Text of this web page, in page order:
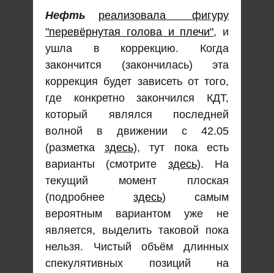
Нефть реализовала фигуру
"перевёрнутая голова и плечи", и
ушла в коррекцию. Когда
закончится (закончилась) эта
коррекция будет зависеть от того,
где конкретно закончился КДТ,
который являлся последней
волной в движении с 42.05
(разметка здесь), тут пока есть
варианты (смотрите здесь). На
текущий момент плоская
(подробнее здесь) самым
вероятным вариантом уже не
является, выделить таковой пока
нельзя. Чистый объём длинных
спекулятивных позиций на